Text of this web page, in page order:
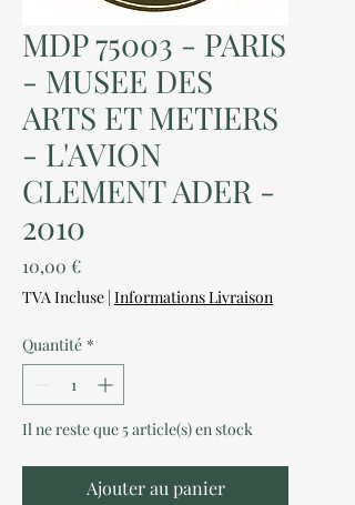
MDP 75003 - PARIS
- MUSEE DES
ARTS ET METIERS
- L'AVION
CLEMENT ADER -
2010
10,00 €Prix
TVA Incluse | Informations Livraison
Quantité *
Il ne reste que 5 article(s) en stock
Ajouter au panier